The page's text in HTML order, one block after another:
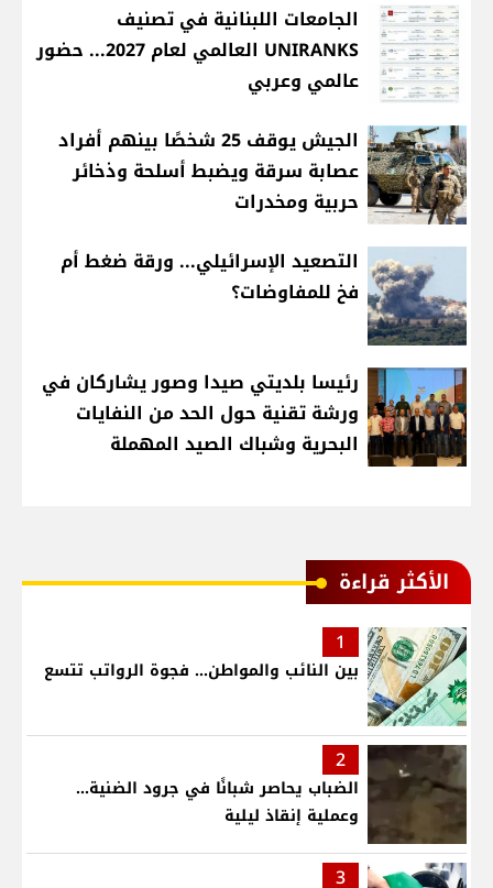
الجامعات اللبنانية في تصنيف
UNIRANKS العالمي لعام 2027... حضور
عالمي وعربي
الجيش يوقف 25 شخصًا بينهم أفراد
عصابة سرقة ويضبط أسلحة وذخائر
حربية ومخدرات
التصعيد الإسرائيلي... ورقة ضغط أم
فخ للمفاوضات؟
رئيسا بلديتي صيدا وصور يشاركان في
ورشة تقنية حول الحد من النفايات
البحرية وشباك الصيد المهملة
الأكثر قراءة
1
بين النائب والمواطن... فجوة الرواتب تتسع
2
الضباب يحاصر شبانًا في جرود الضنية...
وعملية إنقاذ ليلية
3